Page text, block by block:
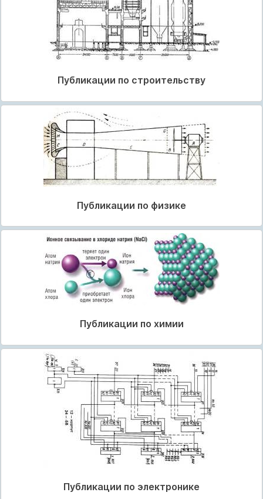
Публикации по строительству
Публикации по физике
Публикации по химии
Публикации по электронике